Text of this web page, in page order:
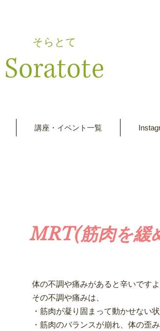
​そらとて
Soratote
講座・イベント一覧
​MRT(筋肉を緩
体の不調や痛みがあると辛いですよ
その不調や痛みは、
・筋肉が凝り固まって動かせない
・筋肉のバランスが崩れ、体の歪